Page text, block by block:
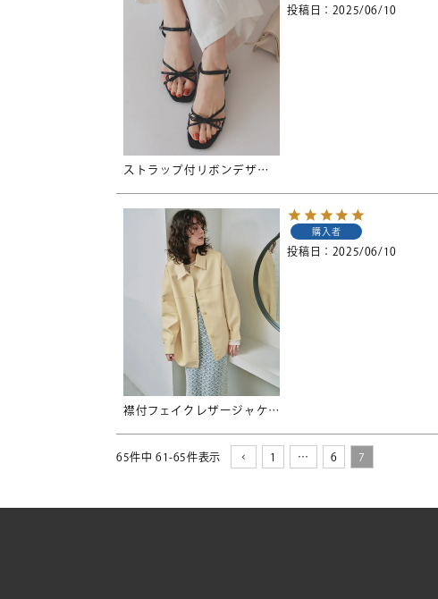
ストラップ付リボンデザインサンダル
投稿日 2025/06/10
襟付フェイクレザージャケット
購入者
投稿日 2025/06/10
65件中 61-65件表示 1 … 6 7